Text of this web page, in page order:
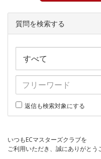
質問を検索する
返信も検索対象にする
いつもECマスターズクラブを
ご利用いただき、誠にありがとう